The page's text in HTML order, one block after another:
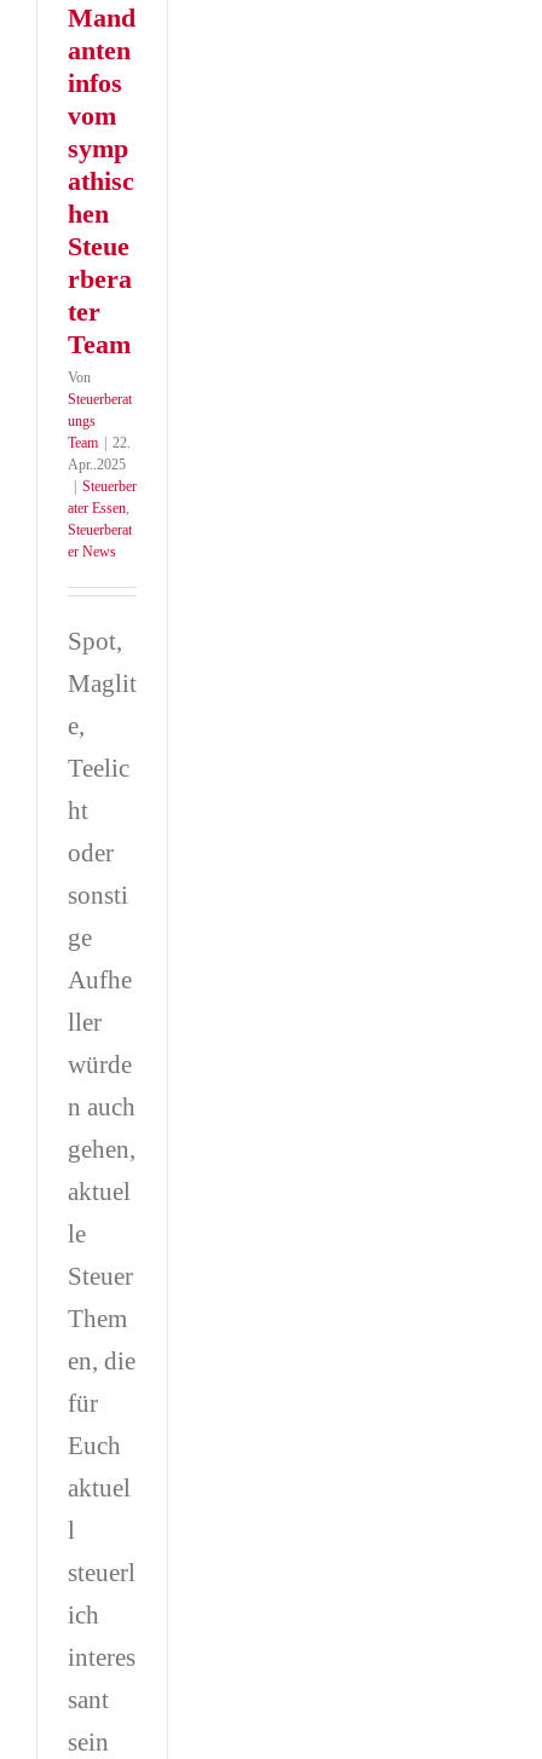
Mand
anten
infos
vom
symp
athisc
hen
Steue
rbera
ter
Team
Von
Steuerberat
ungs
Team | 22.
Apr..2025
| Steuerber
ater Essen,
Steuerberat
er News
Spot,
Maglit
e,
Teelic
ht
oder
sonsti
ge
Aufhe
ller
würde
n auch
gehen,
aktuel
le
Steuer
Them
en, die
für
Euch
aktuel
l
steuerl
ich
interes
sant
sein